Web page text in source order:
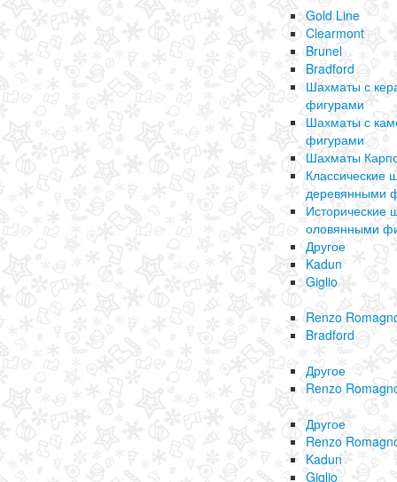
Gold Line
Clearmont
Brunel
Bradford
Шахматы с
фигурами
Шахматы с
фигурами
Шахматы
Классические
деревянными
Исторические
оловянными
Другое
Kadun
Giglio
Renzo
Bradford
Другое
Renzo
Другое
Renzo
Kadun
Giglio